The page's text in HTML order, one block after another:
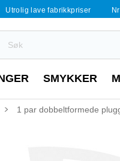
Utrolig lave fabrikkpriser
SMYKKER
1 par dobbeltformede